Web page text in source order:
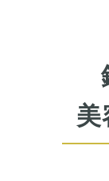
ビューホ
フリーワ
美